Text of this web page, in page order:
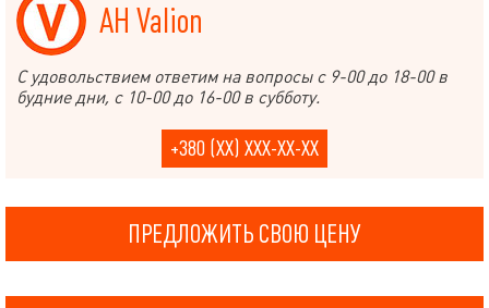
АН Valion
С удовольствием ответим на вопросы с 9-00 до 18-00 в
будние дни, с 10-00 до 16-00 в субботу.
+380 (XX) XXX-XX-XX
ПРЕДЛОЖИТЬ СВОЮ ЦЕНУ